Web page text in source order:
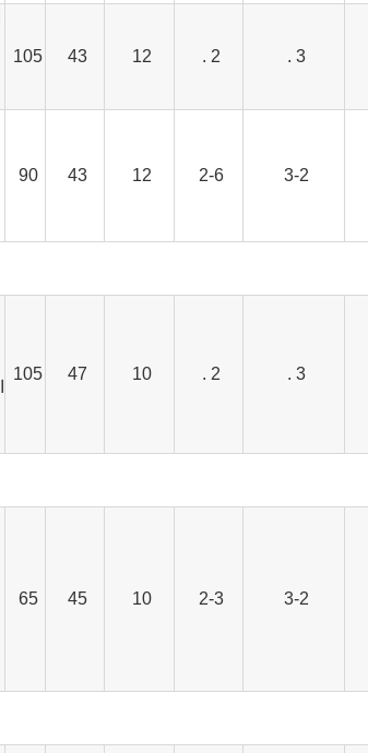
3 .
2 .
12
43
105
3-2
2-6
12
43
90
3 .
2 .
10
47
105
3-2
2-3
10
45
65